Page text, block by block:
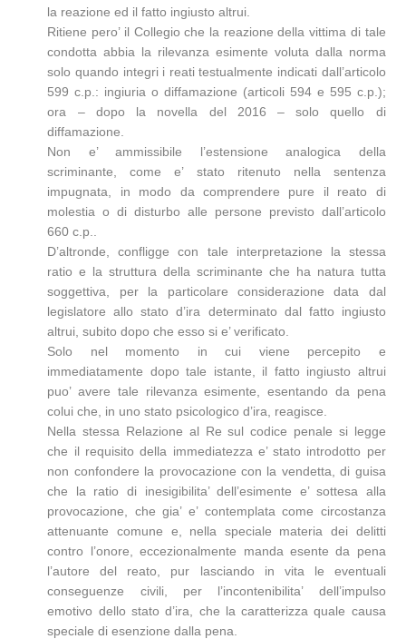
la reazione ed il fatto ingiusto altrui.
Ritiene pero’ il Collegio che la reazione della vittima di tale
condotta abbia la rilevanza esimente voluta dalla norma
solo quando integri i reati testualmente indicati dall’articolo
599 c.p.: ingiuria o diffamazione (articoli 594 e 595 c.p.);
ora – dopo la novella del 2016 – solo quello di
diffamazione.
Non e’ ammissibile l’estensione analogica della
scriminante, come e’ stato ritenuto nella sentenza
impugnata, in modo da comprendere pure il reato di
molestia o di disturbo alle persone previsto dall’articolo
660 c.p..
D’altronde, confligge con tale interpretazione la stessa
ratio e la struttura della scriminante che ha natura tutta
soggettiva, per la particolare considerazione data dal
legislatore allo stato d’ira determinato dal fatto ingiusto
altrui, subito dopo che esso si e’ verificato.
Solo nel momento in cui viene percepito e
immediatamente dopo tale istante, il fatto ingiusto altrui
puo’ avere tale rilevanza esimente, esentando da pena
colui che, in uno stato psicologico d’ira, reagisce.
Nella stessa Relazione al Re sul codice penale si legge
che il requisito della immediatezza e’ stato introdotto per
non confondere la provocazione con la vendetta, di guisa
che la ratio di inesigibilita’ dell’esimente e’ sottesa alla
provocazione, che gia’ e’ contemplata come circostanza
attenuante comune e, nella speciale materia dei delitti
contro l’onore, eccezionalmente manda esente da pena
l’autore del reato, pur lasciando in vita le eventuali
conseguenze civili, per l’incontenibilita’ dell’impulso
emotivo dello stato d’ira, che la caratterizza quale causa
speciale di esenzione dalla pena.